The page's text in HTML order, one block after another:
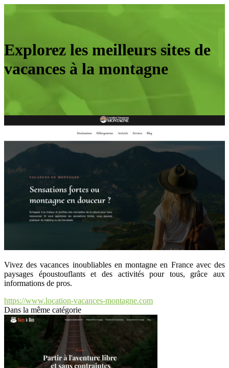
Explorez les meilleurs sites de
vacances à la montagne
Vivez des vacances inoubliables en montagne en France avec des
paysages époustouflants et des activités pour tous, grâce aux
informations de pros.
https://www.location-vacances-montagne.com
Dans la même catégorie